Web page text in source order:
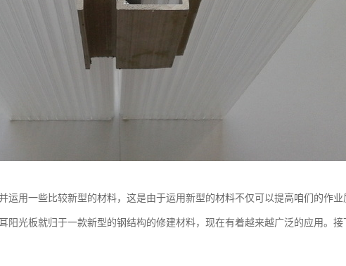
运用一些比较新型的材料，这是由于运用新型的材料不仅可以提高咱们的作业
阳光板就归于一款新型的钢结构的修建材料，现在有着越来越广泛的应用。